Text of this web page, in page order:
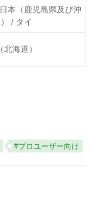
本（鹿児島県及び沖
/ タイ
北海道）
#プロユーザー向け